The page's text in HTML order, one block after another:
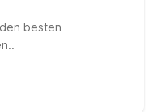
besten